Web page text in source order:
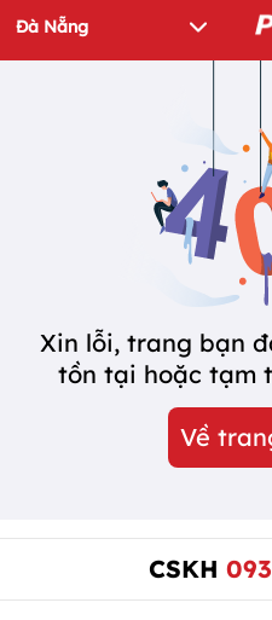
Xin lỗi, trang bạn
tồn tại hoặc tạm
Về
CSKH